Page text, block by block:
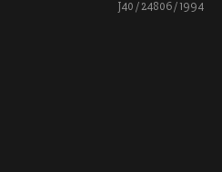
J40 / 24806 / 1994